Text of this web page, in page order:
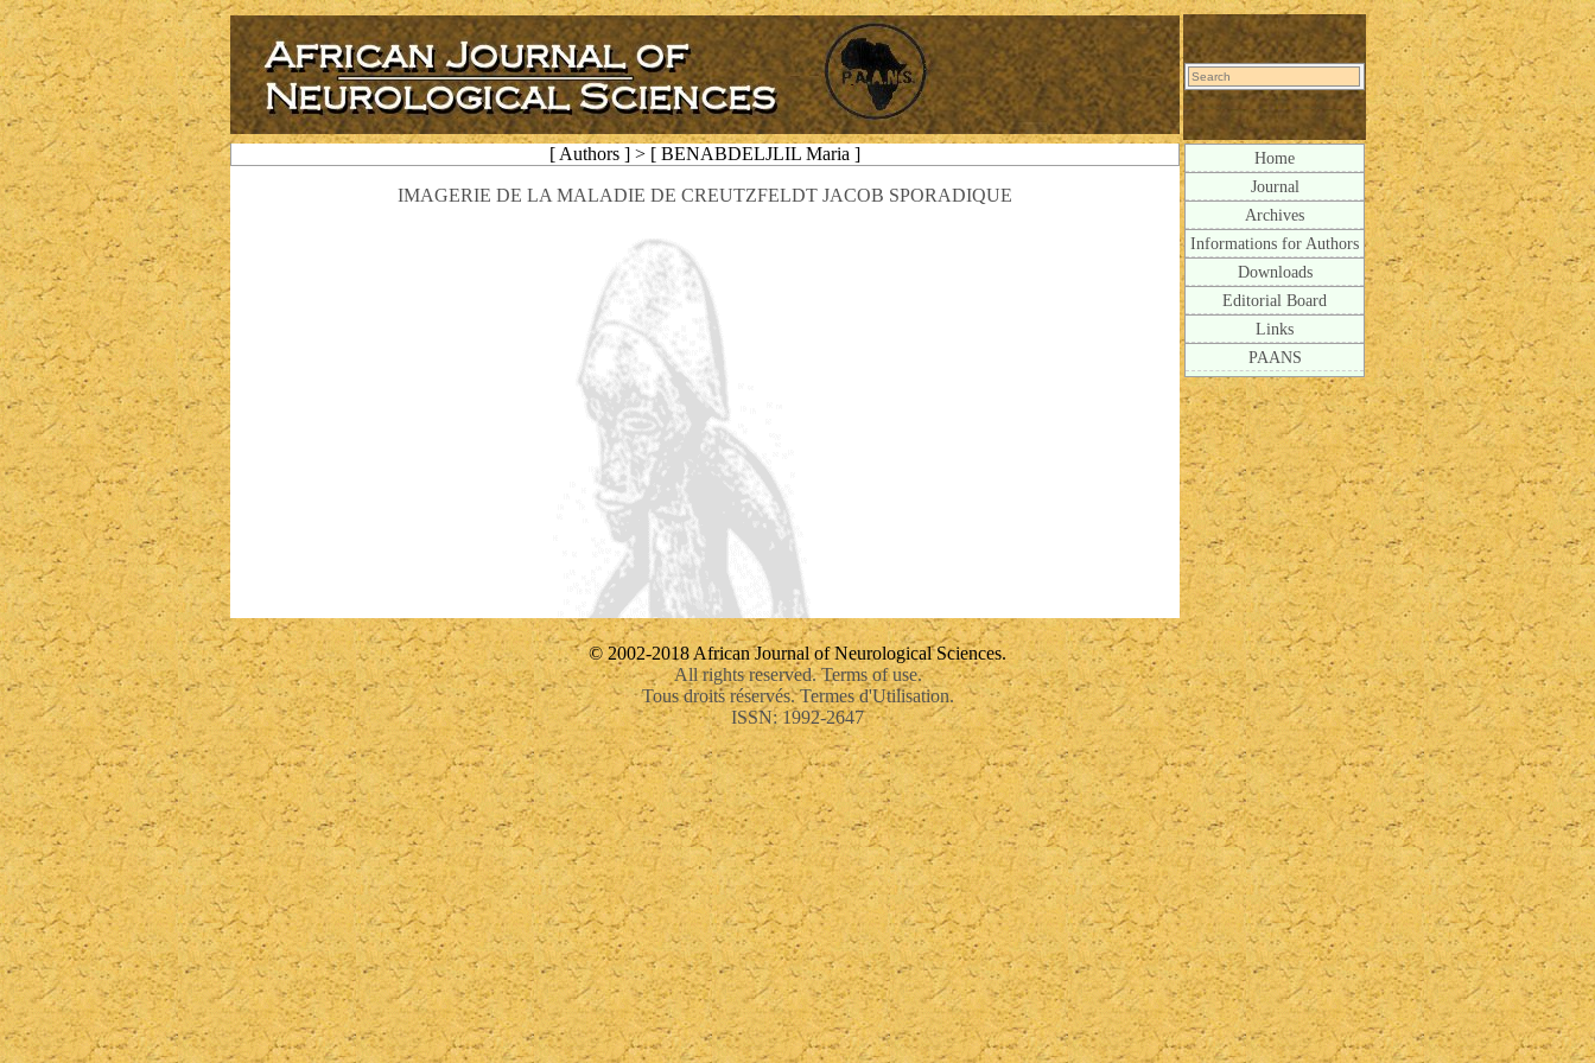
[ Authors ] > [ BENABDELJLIL Maria ]
IMAGERIE DE LA MALADIE DE CREUTZFELDT JACOB SPORADIQUE
Home
Journal
Archives
Informations for Authors
Downloads
Editorial Board
Links
PAANS
© 2002-2018 African Journal of Neurological Sciences.
All rights reserved. Terms of use.
Tous droits réservés. Termes d'Utilisation.
ISSN: 1992-2647